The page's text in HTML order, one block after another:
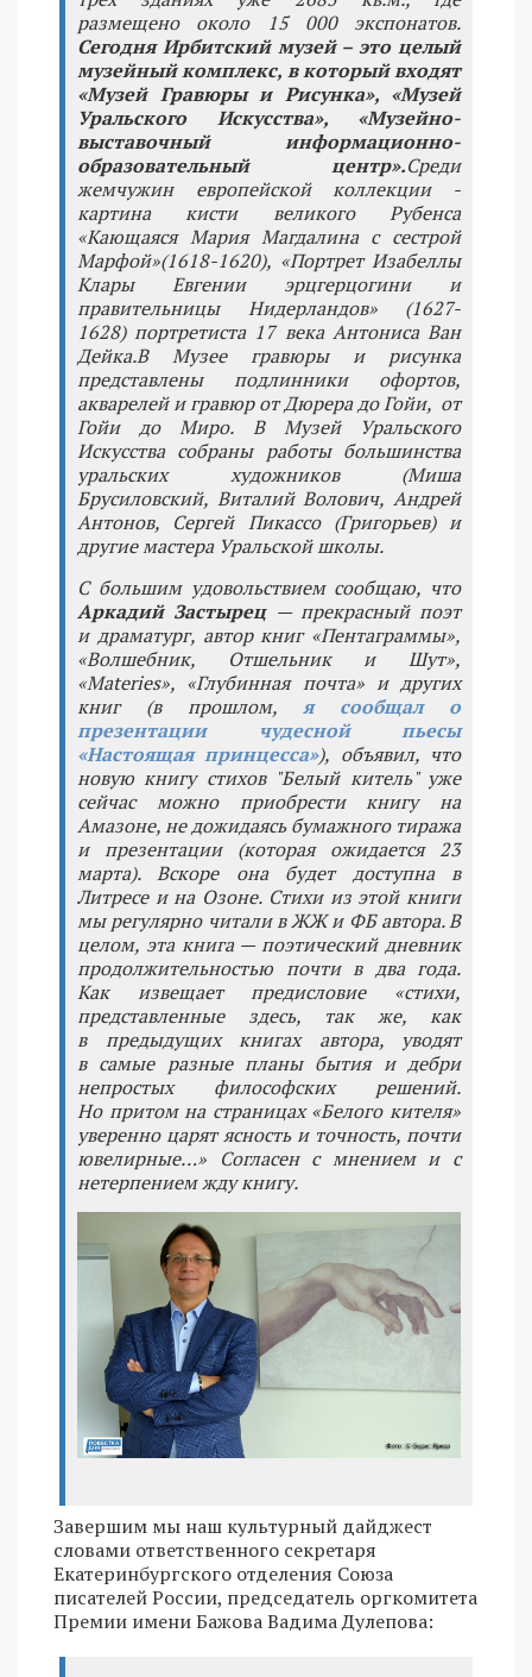
размещено около 15 000 экспонатов.
Сегодня Ирбитский музей – это целый
музейный комплекс, в который входят
«Музей Гравюры и Рисунка», «Музей
Уральского Искусства», «Музейно-
выставочный информационно-
образовательный центр».Среди
жемчужин европейской коллекции -
картина кисти великого Рубенса
«Кающаяся Мария Магдалина с сестрой
Марфой»(1618-1620), «Портрет Изабеллы
Клары Евгении эрцгерцогини и
правительницы Нидерландов» (1627-
1628) портретиста 17 века Антониса Ван
Дейка.В Музее гравюры и рисунка
представлены подлинники офортов,
акварелей и гравюр от Дюрера до Гойи, от
Гойи до Миро. В Музей Уральского
Искусства собраны работы большинства
уральских художников (Миша
Брусиловский, Виталий Волович, Андрей
Антонов, Сергей Пикассо (Григорьев) и
другие мастера Уральской школы.
С большим удовольствием сообщаю, что
Аркадий Застырец— прекрасный поэт
и драматург, автор книг «Пентаграммы»,
«Волшебник, Отшельник и Шут»,
«Materies», «Глубинная почта» и других
книг (в прошлом, я сообщал о
презентации чудесной пьесы
«Настоящая принцесса»), объявил, что
новую книгу стихов "Белый китель" уже
сейчас можно приобрести книгу на
Амазоне, не дожидаясь бумажного тиража
и презентации (которая ожидается 23
марта). Вскоре она будет доступна в
Литресе и на Озоне. Стихи из этой книги
мы регулярно читали в ЖЖ и ФБ автора. В
целом, эта книга — поэтический дневник
продолжительностью почти в два года.
Как извещает предисловие «стихи,
представленные здесь, так же, как
в предыдущих книгах автора, уводят
в самые разные планы бытия и дебри
непростых философских решений.
Но притом на страницах «Белого кителя»
уверенно царят ясность и точность, почти
ювелирные…» Согласен с мнением и с
нетерпением жду книгу.
Завершим мы наш культурный дайджест
словами ответственного секретаря
Екатеринбургского отделения Союза
писателей России, председатель оргкомитета
Премии имени Бажова Вадима Дулепова: